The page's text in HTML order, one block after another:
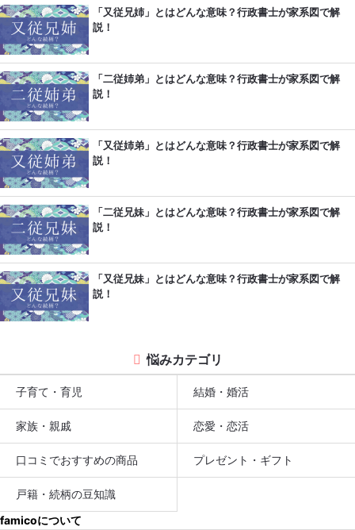
「又従兄姉」とはどんな意味？行政書士が家系図で解
説！
「二従姉弟」とはどんな意味？行政書士が家系図で解
説！
「又従姉弟」とはどんな意味？行政書士が家系図で解
説！
「二従兄妹」とはどんな意味？行政書士が家系図で解
説！
「又従兄妹」とはどんな意味？行政書士が家系図で解
説！
悩みカテゴリ
子育て・育児 結婚・婚活
家族・親戚 恋愛・恋活
口コミでおすすめの商品 プレゼント・ギフト
戸籍・続柄の豆知識
famicoについて